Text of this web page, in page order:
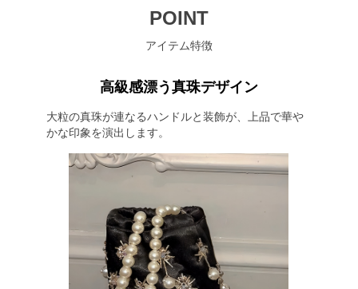
POINT
アイテム特徴
高級感漂う真珠デザイン
大粒の真珠が連なるハンドルと装飾が、上品で華や
かな印象を演出します。